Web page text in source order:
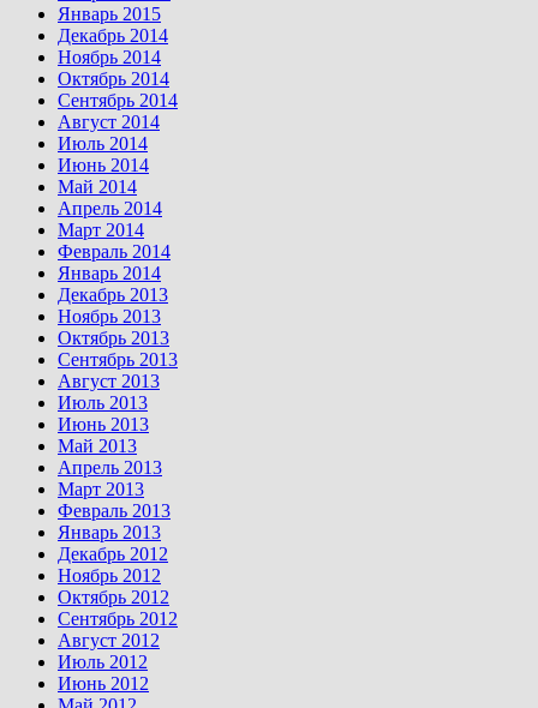
Январь 2015
Декабрь 2014
Ноябрь 2014
Октябрь 2014
Сентябрь 2014
Август 2014
Июль 2014
Июнь 2014
Май 2014
Апрель 2014
Март 2014
Февраль 2014
Январь 2014
Декабрь 2013
Ноябрь 2013
Октябрь 2013
Сентябрь 2013
Август 2013
Июль 2013
Июнь 2013
Май 2013
Апрель 2013
Март 2013
Февраль 2013
Январь 2013
Декабрь 2012
Ноябрь 2012
Октябрь 2012
Сентябрь 2012
Август 2012
Июль 2012
Июнь 2012